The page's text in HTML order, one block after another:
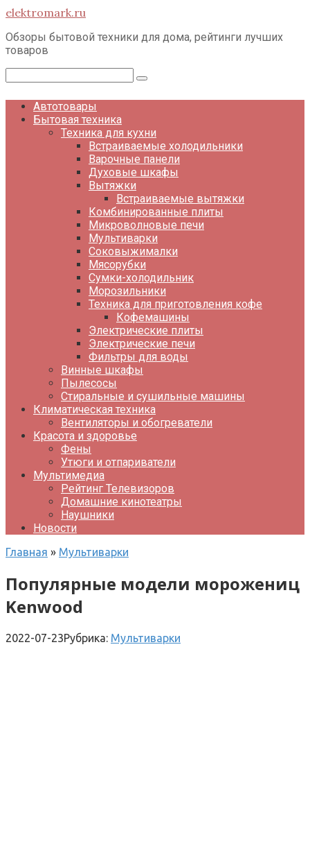
Перейти
контенту
elektromark.ru
Обзоры бытовой техники для дома, рейтинги лучших
товаров
Автотовары
Бытовая техника
Техника для кухни
Встраиваемые холодильники
Варочные панели
Духовые шкафы
Вытяжки
Встраиваемые вытяжки
Комбинированные плиты
Микроволновые печи
Мультиварки
Соковыжималки
Мясорубки
Сумки-холодильник
Морозильники
Техника для приготовления кофе
Кофемашины
Электрические плиты
Электрические печи
Фильтры для воды
Винные шкафы
Пылесосы
Стиральные и сушильные машины
Климатическая техника
Вентиляторы и обогреватели
Красота и здоровье
Фены
Утюги и отпариватели
Мультимедиа
Рейтинг Телевизоров
Домашние кинотеатры
Наушники
Новости
Главная » Мультиварки
Популярные модели морожениц
Kenwood
2022-07-23Рубрика: Мультиварки